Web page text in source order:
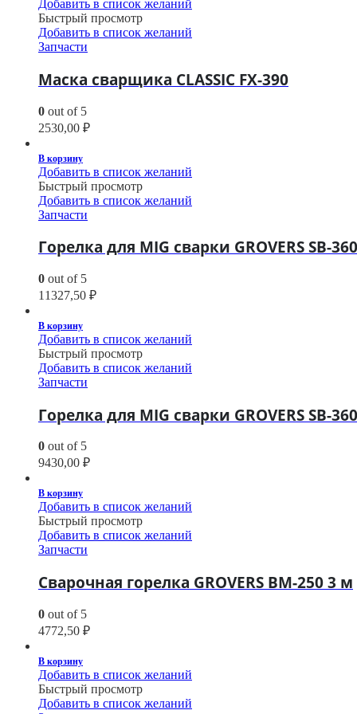
Добавить в список желаний
Быстрый просмотр
Добавить в список желаний
Запчасти
Маска сварщика CLASSIC FX-390
0 out of 5
2530,00 ₽
В корзину
Добавить в список желаний
Быстрый просмотр
Добавить в список желаний
Запчасти
Горелка для MIG сварки GROVERS SB-
0 out of 5
11327,50 ₽
В корзину
Добавить в список желаний
Быстрый просмотр
Добавить в список желаний
Запчасти
Горелка для MIG сварки GROVERS SB-
0 out of 5
9430,00 ₽
В корзину
Добавить в список желаний
Быстрый просмотр
Добавить в список желаний
Запчасти
Сварочная горелка GROVERS BM-250 3 м
0 out of 5
4772,50 ₽
В корзину
Добавить в список желаний
Быстрый просмотр
Добавить в список желаний